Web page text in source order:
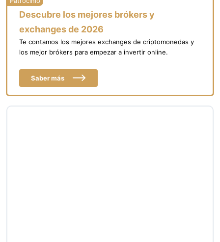
Descubre los mejores brókers y
exchanges de 2026
Te contamos los mejores exchanges de criptomonedas y
los mejor brókers para empezar a invertir online.
Saber más